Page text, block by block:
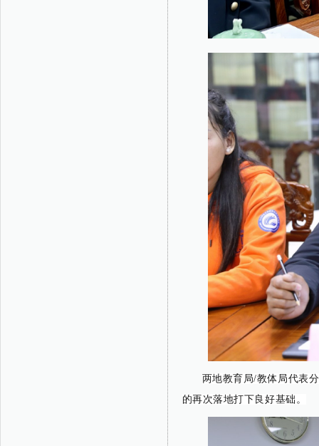
两地教育局/教体局代表
的再次落地打下良好基础。